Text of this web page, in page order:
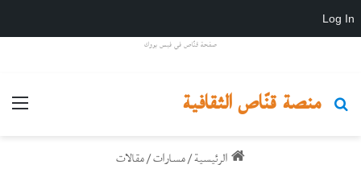
Log In
صفحة قنّاص في فيس بووك
منصة قنّاص الثقافية
بحث عن
الرئيسية/مسارات/مقالات